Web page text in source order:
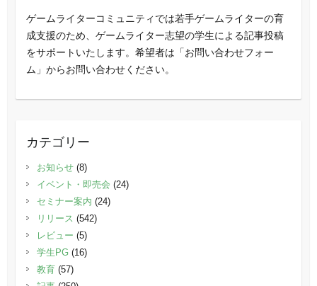
ゲームライターコミュニティでは若手ゲームライターの育
成支援のため、ゲームライター志望の学生による記事投稿
をサポートいたします。希望者は「お問い合わせフォー
ム」からお問い合わせください。
カテゴリー
お知らせ(8)
イベント・即売会 (24)
セミナー案内 (24)
リリース (542)
レビュー (5)
学生PG(16)
教育(57)